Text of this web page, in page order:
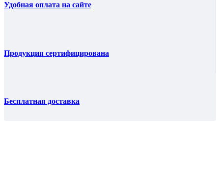
Удобная оплата на сайте
Продукция сертифицирована
Бесплатная доставка